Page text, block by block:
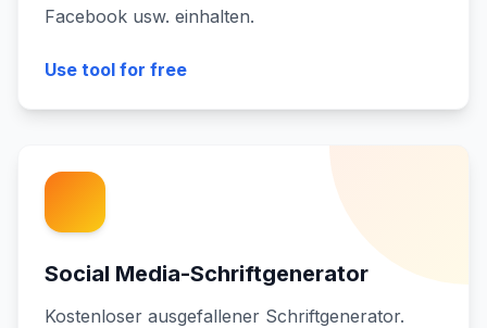
Facebook usw. einhalten.
Use tool for free
Social Media-Schriftgenerator
Kostenloser ausgefallener Schriftgenerator.